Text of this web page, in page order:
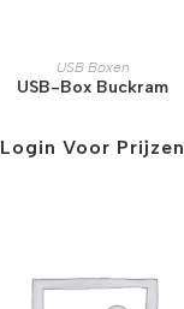
USB Boxen
USB-Box Buckram
Login Voor Prijzen